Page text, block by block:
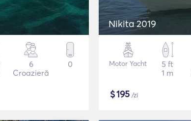
6
Croazieră
0
Nikita 2019
Motor Yacht
5 ft
1 m
$195 /zi